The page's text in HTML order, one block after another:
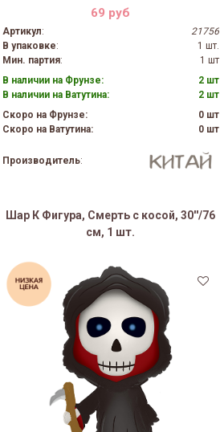
69 руб
Артикул:
21756
В упаковке:
1 шт.
Мин. партия:
1 шт
В наличии на Фрунзе:
2 шт
В наличии на Ватутина:
2 шт
Скоро на Фрунзе:
0 шт
Скоро на Ватутина:
0 шт
Производитель:
Шар К Фигура, Смерть с косой, 30''/76
см, 1 шт.